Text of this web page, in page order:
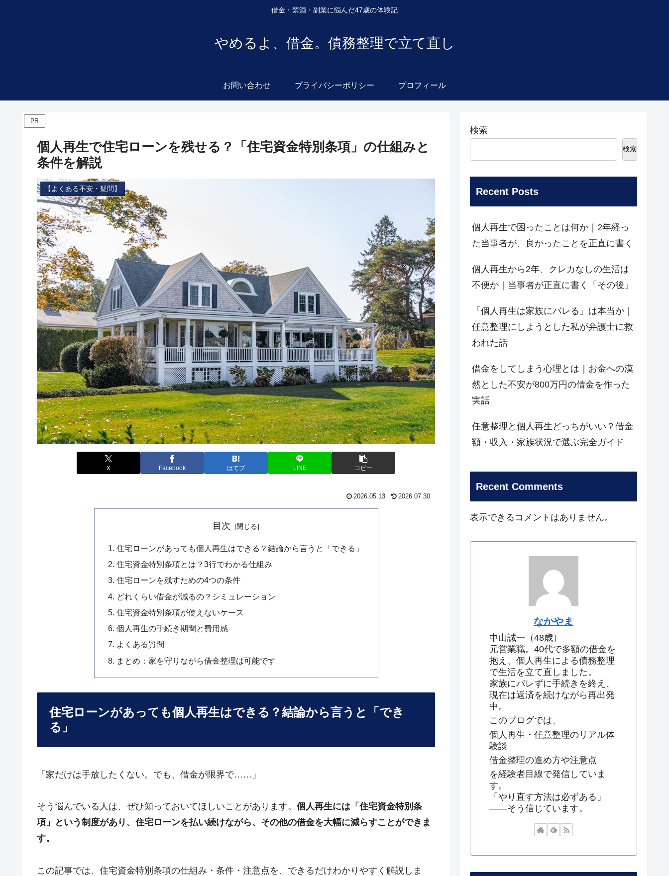
借金・禁酒・副業に悩んだ47歳の体験記
やめるよ、借金。債務整理で立て直し
お問い合わせ プライバシーポリシー プロフィール
PR
個人再生で住宅ローンを残せる？「住宅資金特別条項」の仕組みと
条件を解説
【よくある不安・疑問】
X Facebook はてブ LINE コピー
2026.05.13 2026.07.30
目次
住宅ローンがあっても個人再生はできる？結論から言うと「できる」
住宅資金特別条項とは？3行でわかる仕組み
住宅ローンを残すための4つの条件
どれくらい借金が減るの？シミュレーション
住宅資金特別条項が使えないケース
個人再生の手続き期間と費用感
よくある質問
まとめ：家を守りながら借金整理は可能です
住宅ローンがあっても個人再生はできる？結論から言うと「でき
る」
「家だけは手放したくない。でも、借金が限界で……」
そう悩んでいる人は、ぜひ知っておいてほしいことがあります。 個人再生には「住宅資金特別条
項」という制度があり、住宅ローンを払い続けながら、その他の借金を大幅に減らすことができま
す。
この記事では、住宅資金特別条項の仕組み・条件・注意点を、できるだけわかりやすく解説しま
検索
検索
Recent Posts
個人再生で困ったことは何か｜2年経っ
た当事者が、良かったことを正直に書く
個人再生から2年、クレカなしの生活は
不便か｜当事者が正直に書く「その後」
「個人再生は家族にバレる」は本当か｜
任意整理にしようとした私が弁護士に救
われた話
借金をしてしまう心理とは｜お金への漠
然とした不安が800万円の借金を作った
実話
任意整理と個人再生どっちがいい？借金
額・収入・家族状況で選ぶ完全ガイド
Recent Comments
表示できるコメントはありません。
なかやま
中山誠一（48歳）
元営業職。40代で多額の借金を
抱え、個人再生による債務整理
で生活を立て直しました。
家族にバレずに手続きを終え、
現在は返済を続けながら再出発
中。
このブログでは、
個人再生・任意整理のリアル体
験談
借金整理の進め方や注意点
を経験者目線で発信していま
す。
「やり直す方法は必ずある」
——そう信じています。